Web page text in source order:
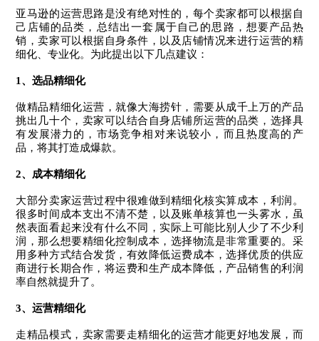
亚马逊的运营思路是没有绝对性的，每个卖家都可以根据自
己店铺的品类，总结出一套属于自己的思路，想要产品热
销，卖家可以根据自身条件，以及店铺情况来进行运营的精
细化、专业化。为此提出以下几点建议：
1 、选品精细化
做精品精细化运营，就像大海捞针，需要从成千上万的产品
挑出几十个，卖家可以结合自身店铺所运营的品类，选择具
有发展潜力的，市场竞争相对来说较小，而且热度高的产
品，将其打造成爆款。
2、 成本精细化
大部分卖家运营过程中很难做到精细化核实算成本，利润。
很多时间成本支出不清不楚，以及账单核算也一头雾水，虽
然表面看起来没有什么不同，实际上可能比别人少了不少利
润，那么想要精细化控制成本，选择物流是非常重要的。采
用多种方式结合发货，有效降低运费成本，选择优质的供应
商进行长期合作，将运费和生产成本降低，产品销售的利润
率自然就提升了。
3、运营精细化
走精品模式，卖家需要走精细化的运营才能更好地发展，而